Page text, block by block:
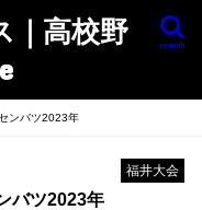
｜高校野
search
ンバツ2023年
福井大会
バツ2023年